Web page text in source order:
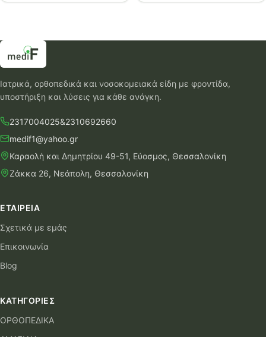
Ιατρικά, ορθοπεδικά και νοσοκομειακά είδη με φροντίδα,
υποστήριξη και λύσεις για κάθε ανάγκη.
2317004025&2310692660
medif1@yahoo.gr
Καραολή και Δημητρίου 49-51, Εύοσμος, Θεσσαλονίκη
Ζάκκα 26, Νεάπολη, Θεσσαλονίκη
ΕΤΑΙΡΕΊΑ
Σχετικά με εμάς
Επικοινωνία
Blog
ΚΑΤΗΓΟΡΊΕΣ
ΟΡΘΟΠΕΔΙΚΑ